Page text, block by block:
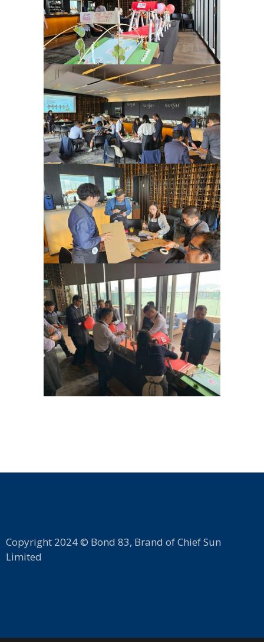
Copyright 2024 © Bond 83, Brand of Chief Sun
Limited